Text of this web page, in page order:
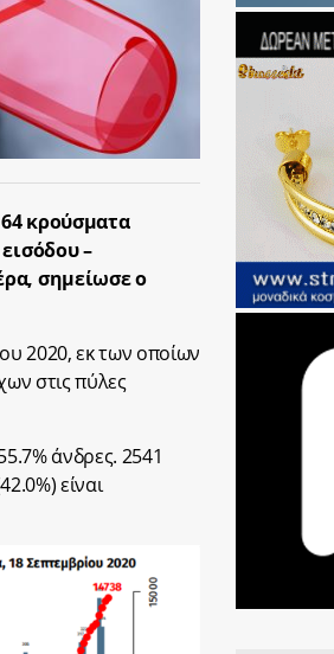
κρούσματα
–
σημείωσε ο
2020, εκ των οποίων
στις πύλες
άνδρες. 2541
είναι